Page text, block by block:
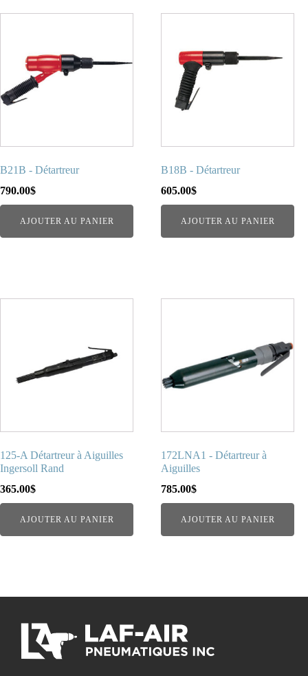
B21B - Détartreur
790.00$
AJOUTER AU PANIER
B18B - Détartreur
605.00$
AJOUTER AU PANIER
125-A Détartreur à Aiguilles
Ingersoll Rand
365.00$
AJOUTER AU PANIER
172LNA1 - Détartreur à
Aiguilles
785.00$
AJOUTER AU PANIER